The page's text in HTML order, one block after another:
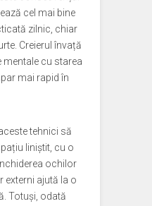
cel mai bine
zilnic, chiar
Creierul învață
cu starea
mai rapid în
tehnici să
liniștit, cu o
ochilor
externi ajută la o
Totuși, odată